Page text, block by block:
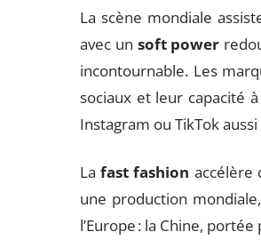
La scène mondiale
avec un soft power
incontournable. Les
sociaux et leur capacité
Instagram ou TikTok
Lafast fashion accélère
une production
l’Europe : la Chine,